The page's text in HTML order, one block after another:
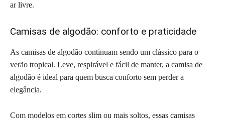
ar livre.
Camisas de algodão: conforto e praticidade
As camisas de algodão continuam sendo um clássico para o
verão tropical. Leve, respirável e fácil de manter, a camisa de
algodão é ideal para quem busca conforto sem perder a
elegância.
Com modelos em cortes slim ou mais soltos, essas camisas